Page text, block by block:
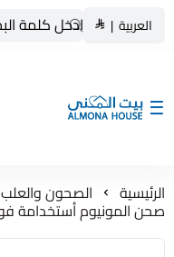
العربية |
بيت المنى ALMONA HOUSE
الرئيسية الصحون والعلب
صحن المونيوم أستخدامة فول صغير